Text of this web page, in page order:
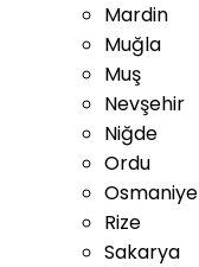
Mardin
Muğla
Muş
Nevşehir
Niğde
Ordu
Osmaniye
Rize
Sakarya